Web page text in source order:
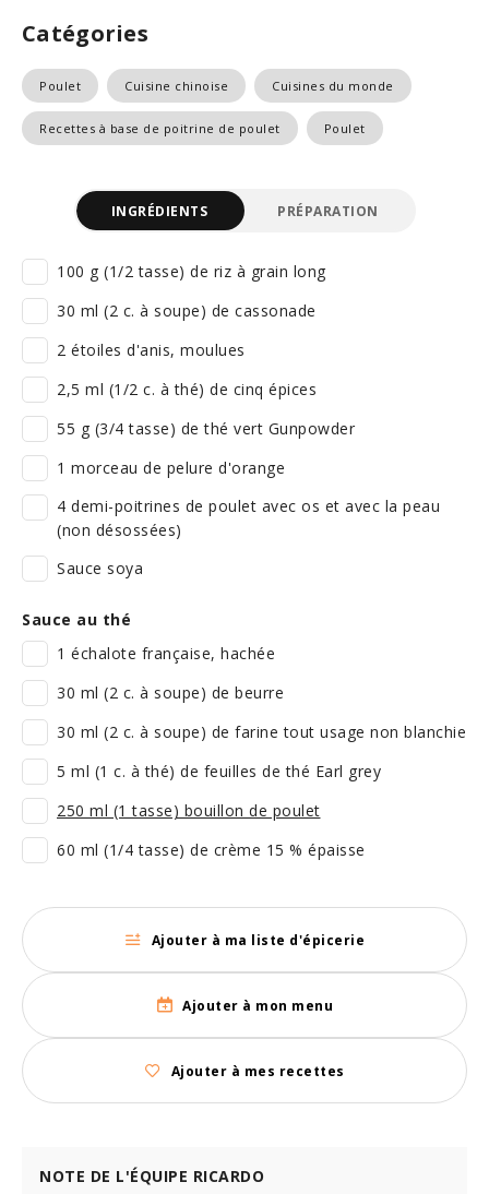
Catégories
Poulet Cuisine chinoise Cuisines du monde
Recettes à base de poitrine de poulet Poulet
INGRÉDIENTS PRÉPARATION
100 g (1/2 tasse) de riz à grain long
30 ml (2 c. à soupe) de cassonade
2 étoiles d'anis, moulues
2,5 ml (1/2 c. à thé) de cinq épices
55 g (3/4 tasse) de thé vert Gunpowder
1 morceau de pelure d'orange
4 demi-poitrines de poulet avec os et avec la peau
(non désossées)
Sauce soya
Sauce au thé
1 échalote française, hachée
30 ml (2 c. à soupe) de beurre
30 ml (2 c. à soupe) de farine tout usage non blanchie
5 ml (1 c. à thé) de feuilles de thé Earl grey
250 ml (1 tasse) bouillon de poulet
60 ml (1/4 tasse) de crème 15 % épaisse
Ajouter à ma liste d'épicerie
Ajouter à mon menu
Ajouter à mes recettes
NOTE DE L'ÉQUIPE RICARDO